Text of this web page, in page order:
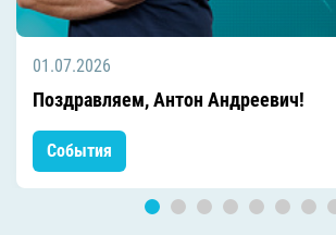
01.07.2026
Поздравляем, Антон Андреевич!
События